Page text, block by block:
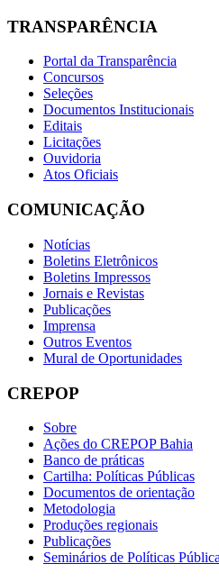
TRANSPARÊNCIA
Portal da Transparência
Concursos
Seleções
Documentos Institucionais
Editais
Licitações
Ouvidoria
Atos Oficiais
COMUNICAÇÃO
Notícias
Boletins Eletrônicos
Boletins Impressos
Jornais e Revistas
Publicações
Imprensa
Outros Eventos
Mural de Oportunidades
CREPOP
Sobre
Ações do CREPOP Bahia
Banco de práticas
Cartilha: Políticas Públicas
Documentos de orientação
Metodologia
Produções regionais
Publicações
Seminários de Políticas